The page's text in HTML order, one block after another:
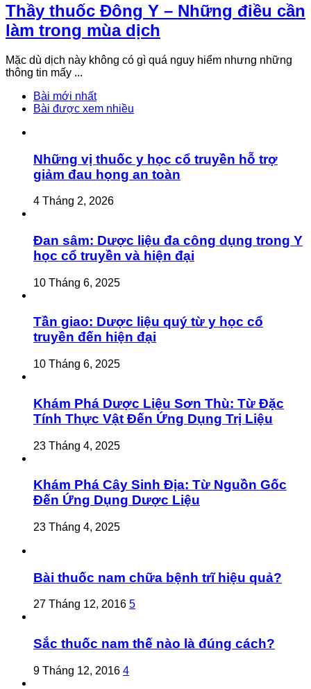
Thầy thuốc Đông Y – Những điều cần
làm trong mùa dịch
Mặc dù dịch này không có gì quá nguy hiểm nhưng những
thông tin mấy ...
Bài mới nhất
Bài được xem nhiều
Những vị thuốc y học cổ truyền hỗ trợ
giảm đau họng an toàn
4 Tháng 2, 2026
Đan sâm: Dược liệu đa công dụng trong Y
học cổ truyền và hiện đại
10 Tháng 6, 2025
Tần giao: Dược liệu quý từ y học cổ
truyền đến hiện đại
10 Tháng 6, 2025
Khám Phá Dược Liệu Sơn Thù: Từ Đặc
Tính Thực Vật Đến Ứng Dụng Trị Liệu
23 Tháng 4, 2025
Khám Phá Cây Sinh Địa: Từ Nguồn Gốc
Đến Ứng Dụng Dược Liệu
23 Tháng 4, 2025
Bài thuốc nam chữa bệnh trĩ hiệu quả?
27 Tháng 12, 2016 5
Sắc thuốc nam thế nào là đúng cách?
9 Tháng 12, 2016 4